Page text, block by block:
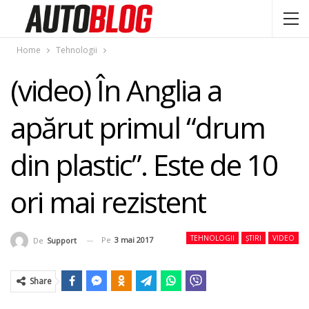
Home Tehnologii
(video) În Anglia a
apărut primul “drum
din plastic”. Este de 10
ori mai rezistent
TEHNOLOGII ȘTIRI VIDEO
De Support Pe 3 mai 2017
Share